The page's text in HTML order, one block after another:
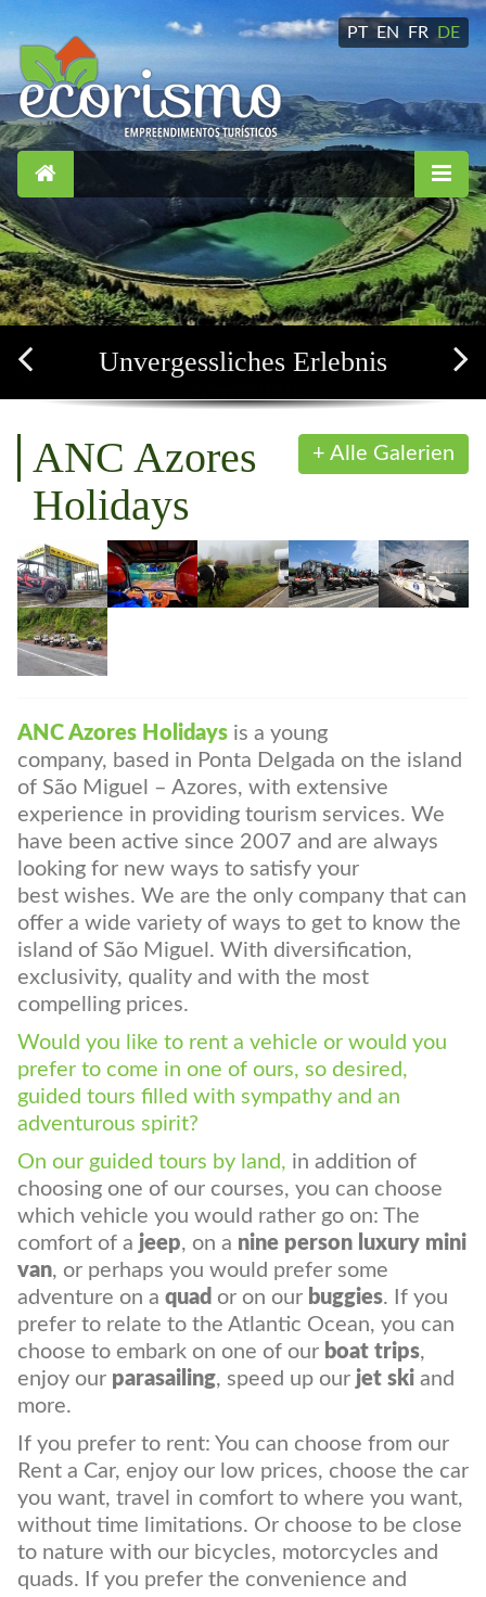
PT EN FR DE
Einfach, komfortabel und
gemütlich
ANC Azores
Holidays
ANC Azores Holidaysis a young
company, based in Ponta Delgada on the island
of São Miguel – Azores, with extensive
experience in providing tourism services. We
have been active since 2007 and are always
looking for new ways to satisfy your
best wishes. We are the only company that can
offer a wide variety of ways to get to know the
island of São Miguel. With diversification,
exclusivity, quality and with the most
compelling prices.
Would you like to rent a vehicle or would you
prefer to come in one of ours, so desired,
guided tours filled with sympathy and an
adventurous spirit?
On our guided tours by land,in addition of
choosing one of our courses, you can choose
which vehicle you would rather go on: The
comfort of ajeep, on anine person luxury
van, or perhaps you would prefer some
adventure on a quador on our buggies. If you
prefer to relate to the Atlantic Ocean, you can
choose to embark on one of ourboat trips ,
enjoy our
more.
If you prefer to rent: You can choose from our
Rent a Car, enjoy our low prices, choose the car
you want, travel in comfort to where you want,
without time limitations. Or choose to be close
to nature with our bicycles, motorcycles and